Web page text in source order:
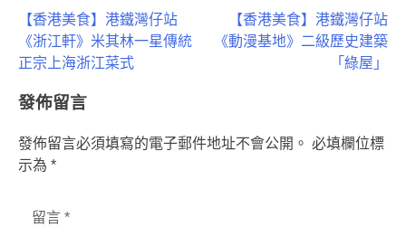
文
章
導
覽
【香港美食】港鐵灣仔站
《浙江軒》米其林一星傳統
正宗上海浙江菜式
【香港美食】港鐵灣仔站
《動漫基地》二級歷史建築
「綠屋」
發佈留言
發佈留言必須填寫的電子郵件地址不會公開。 必填欄位標
示為 *
留言 *